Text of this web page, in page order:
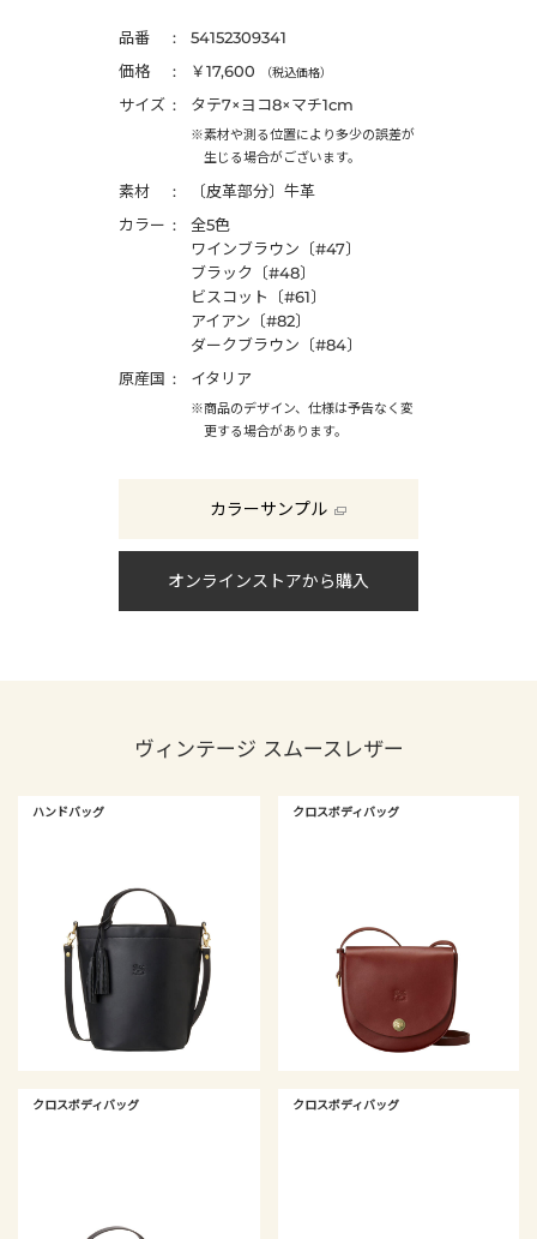
品番
54152309341
価格
￥17,600 （税込価格）
サイズ タテ7×ヨコ8×マチ1cm
※素材や測る位置により多少の誤差が
生じる場合がございます。
素材
〔皮革部分〕牛革
カラー
全5色
ワインブラウン〔#47〕
ブラック〔#48〕
ビスコット〔#61〕
アイアン〔#82〕
ダークブラウン〔#84〕
原産国
イタリア
※商品のデザイン、仕様は予告なく変
更する場合があります。
カラーサンプル
オンラインストアから購入
ヴィンテージ スムースレザー
ハンドバッグ クロスボディバッグ
クロスボディバッグ クロスボディバッグ